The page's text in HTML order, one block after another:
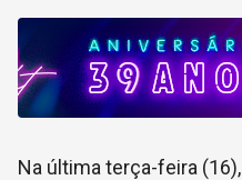
Na última terça-feira (16),